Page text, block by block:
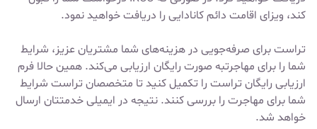
کند، ویزای اقامت دائم کانادایی را دریافت خواهید نمود.
تراست برای صرفه‌جویی در هزینه‌های شما مشتریان عزیز، شرایط
شما را برای مهاجرتبه صورت رایگان ارزیابی می‌کند. همین حالا فرم
ارزیابی رایگان تراست را تکمیل کنید تا متخصصان تراست شرایط
شما برای مهاجرت را بررسی کنند. نتیجه در ایمیلی خدمتتان ارسال
خواهد شد.